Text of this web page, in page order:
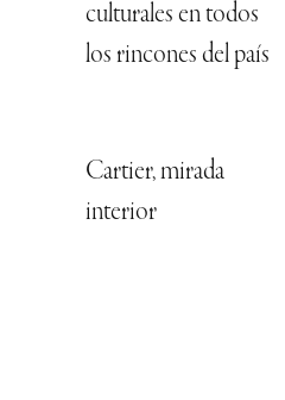
culturales en todos
los rincones del país
Cartier, mirada
interior